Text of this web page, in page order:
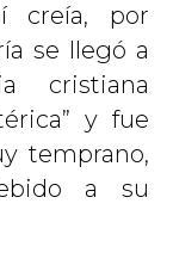
creía, por
se llegó a
cristiana
y fue
temprano,
a su